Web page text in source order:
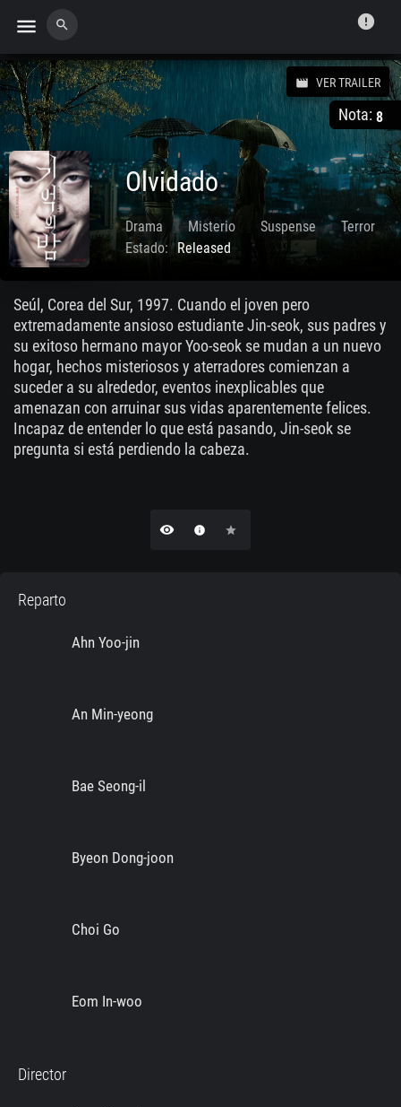
menu search error
Nota: 8
movie VER TRAILER
Olvidado
Drama Misterio Suspense
Terror
Nov. 29 2017
Estado: Released
Seúl, Corea del Sur, 1997. Cuando el joven pero
extremadamente ansioso estudiante Jin-seok, sus padres y
su exitoso hermano mayor Yoo-seok se mudan a un nuevo
hogar, hechos misteriosos y aterradores comienzan a
suceder a su alrededor, eventos inexplicables que
amenazan con arruinar sus vidas aparentemente felices.
Incapaz de entender lo que está pasando, Jin-seok se
pregunta si está perdiendo la cabeza.
remove_red_eye info star
Reparto
Ahn Yoo-jin
An Min-yeong
Bae Seong-il
Byeon Dong-joon
Choi Go
Eom In-woo
Director